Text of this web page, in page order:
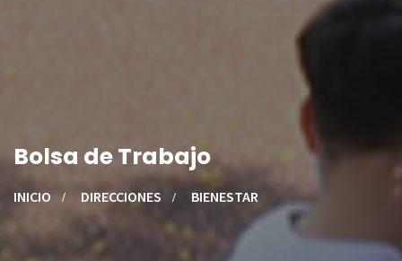
Bolsa de Trabajo
INICIO DIRECCIONES BIENESTAR